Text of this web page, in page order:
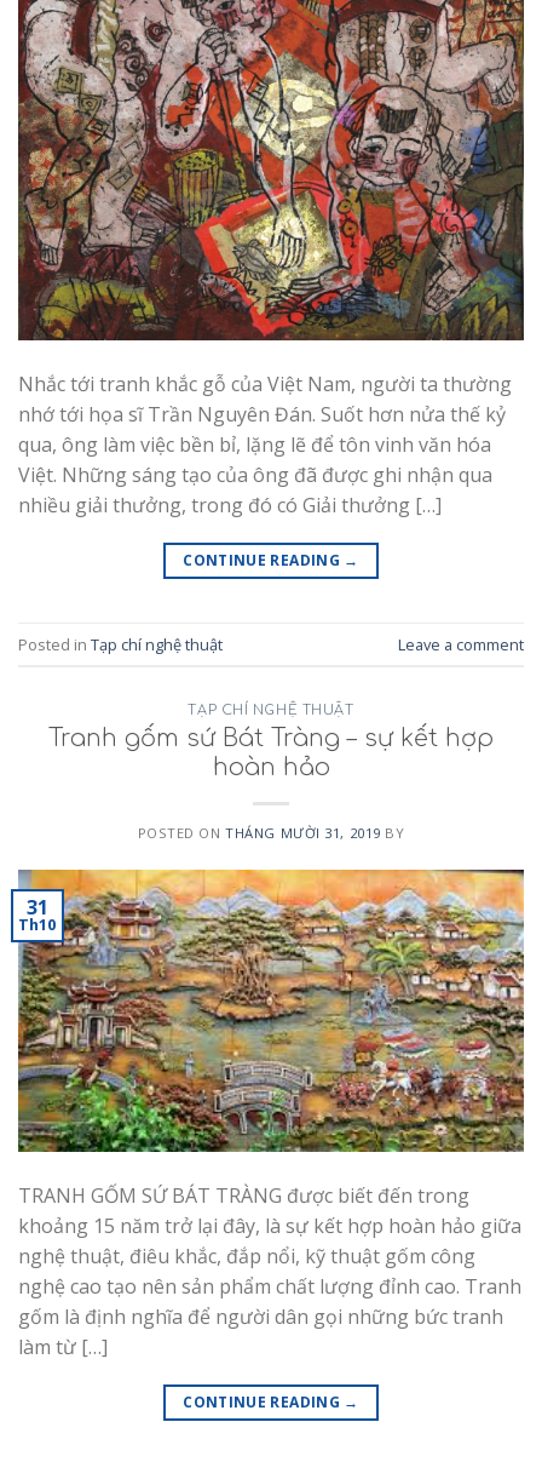
Nhắc tới tranh khắc gỗ của Việt Nam, người ta thường
nhớ tới họa sĩ Trần Nguyên Đán. Suốt hơn nửa thế kỷ
qua, ông làm việc bền bỉ, lặng lẽ để tôn vinh văn hóa
Việt. Những sáng tạo của ông đã được ghi nhận qua
nhiều giải thưởng, trong đó có Giải thưởng […]
CONTINUE READING →
Posted in Tạp chí nghệ thuật Leave a comment
TẠP CHÍ NGHỆ THUẬT
Tranh gốm sứ Bát Tràng – sự kết hợp
hoàn hảo
POSTED ONTHÁNG MƯỜI 31, 2019 BY
31
Th10
TRANH GỐM SỨ BÁT TRÀNG được biết đến trong
khoảng 15 năm trở lại đây, là sự kết hợp hoàn hảo giữa
nghệ thuật, điêu khắc, đắp nổi, kỹ thuật gốm công
nghệ cao tạo nên sản phẩm chất lượng đỉnh cao. Tranh
gốm là định nghĩa để người dân gọi những bức tranh
làm từ […]
CONTINUE READING →